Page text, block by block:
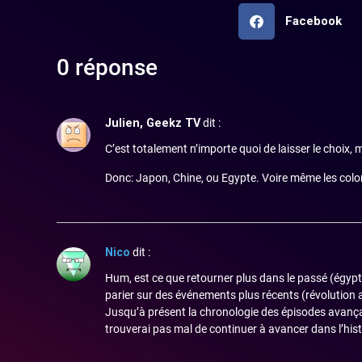
Facebook
0 réponse
Julien, Geekz TVdit :
C’est totalement n’importe quoi de laisser le choix,
Donc: Japon, Chine, ou Egypte. Voire même les
Nico dit :
Hum, est ce que retourner plus dans le passé
parier sur des événements plus récents (révolution
Jusqu’à présent la chronologie des épisodes
trouverai pas mal de continuer à avancer dans